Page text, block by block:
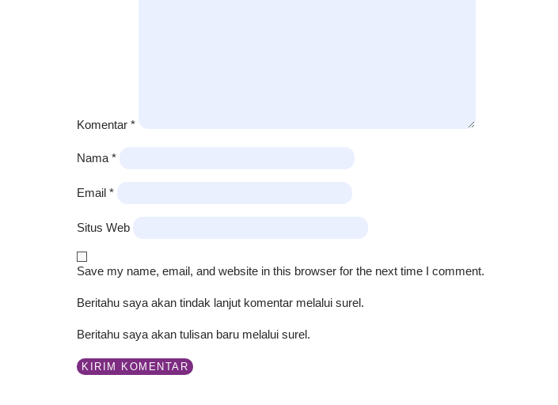
Komentar *
Nama *
Email *
Situs Web
Save my name, email, and website in this browser for the next time I comment.
Beritahu saya akan tindak lanjut komentar melalui surel.
Beritahu saya akan tulisan baru melalui surel.